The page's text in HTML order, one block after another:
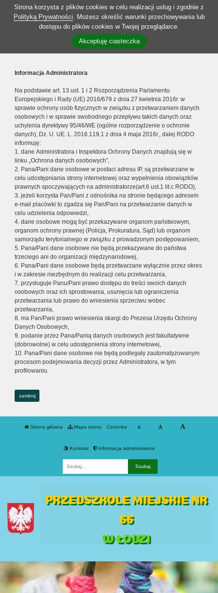
Strona korzysta z plików cookies w celu realizacji usług i zgodnie z
Polityką Prywatności. Możesz określić warunki przechowywania lub
dostępu do plików cookies w Twojej przeglądarce.
Akceptuję ciasteczka
Informacja Administratora
Na podstawie art. 13 ust. 1 i 2 Rozporządzenia Parlamentu
Europejskiego i Rady (UE) 2016/679 z dnia 27 kwietnia 2016r. w
sprawie ochrony osób fizycznych w związku z przetwarzaniem danych
osobowych i w sprawie swobodnego przepływu takich danych oraz
uchylenia dyrektywy 95/46/WE (ogólne rozporządzenie o ochronie
danych), Dz. U. UE. L. 2016.119.1 z dnia 4 maja 2016r., dalej RODO
informuję:
1. dane Administratora i Inspektora Ochrony Danych znajdują się w
linku „Ochrona danych osobowych”,
2. Pana/Pani dane osobowe w postaci adresu IP, są przetwarzane w
celu udostępniania strony internetowej oraz wypełnienia obowiązków
prawnych spoczywających na administratorze(art.6 ust.1 lit.c RODO),
3. jeżeli korzysta Pan/Pani z odnośnika na stronie będącego adresem
e-mail placówki to zgadza się Pan/Pani na przetwarzanie danych w
celu udzielenia odpowiedzi,
4. dane osobowe mogą być przekazywane organom państwowym,
organom ochrony prawnej (Policja, Prokuratura, Sąd) lub organom
samorządu terytorialnego w związku z prowadzonym postępowaniem,
5. Pana/Pani dane osobowe nie będą przekazywane do państwa
trzeciego ani do organizacji międzynarodowej,
6. Pana/Pani dane osobowe będą przetwarzane wyłącznie przez okres
i w zakresie niezbędnym do realizacji celu przetwarzania,
7. przysługuje Panu/Pani prawo dostępu do treści swoich danych
osobowych oraz ich sprostowania, usunięcia lub ograniczenia
przetwarzania lub prawo do wniesienia sprzeciwu wobec
przetwarzania,
8. ma Pan/Pani prawo wniesienia skargi do Prezesa Urzędu Ochrony
Danych Osobowych,
9. podanie przez Pana/Panią danych osobowych jest fakultatywne
(dobrowolne) w celu udostępnienia strony internetowej,
10. Pana/Pani dane osobowe nie będą podlegały zautomatyzowanym
procesom podejmowania decyzji przez Administratora, w tym
profilowaniu.
zamknij
Strona główna Mapa strony Czcionka
Kontrast Informacja administratora
PRZEDSZKOLE MIEJSKIE NR
66
W ŁODZI